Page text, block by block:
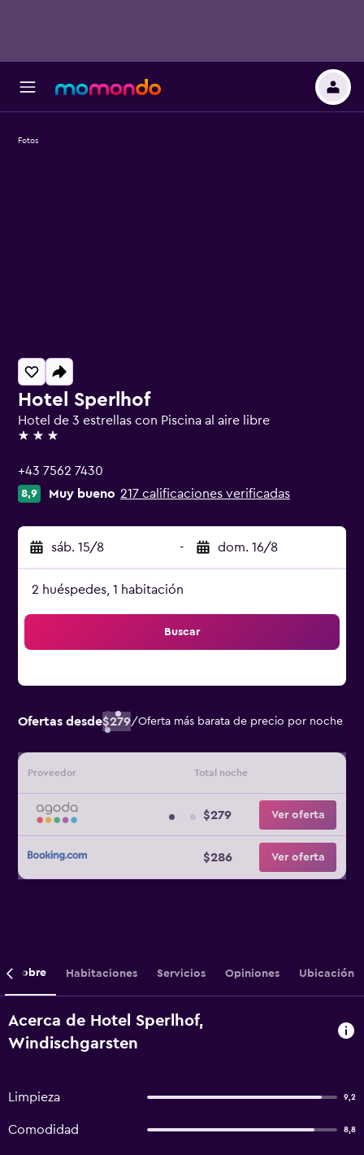
Hotel Sperlhof
Hotel de 3 estrellas con Piscina al aire libre
3 estrellas
+43 7562 7430
8,9 Muy bueno 217 calificaciones verificadas
sáb. 15/8 - dom. 16/8
2 huéspedes, 1 habitación
Buscar
Ofertas desde$279/Oferta más barata de precio por noche
Proveedor Total noche
$279 Ver oferta
$286 Ver oferta
Fotos
Sobre Habitaciones Servicios Opiniones Ubicación
Acerca de Hotel Sperlhof,
Windischgarsten
Limpieza 9,2
Comodidad 8,8